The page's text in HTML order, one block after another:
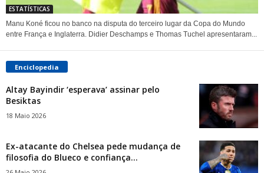
ESTATÍSTICAS
Manu Koné ficou no banco na disputa do terceiro lugar da Copa do Mundo
entre França e Inglaterra. Didier Deschamps e Thomas Tuchel apresentaram...
Enciclopedia
Altay Bayindir ‘esperava’ assinar pelo
Besiktas
18 Maio 2026
Ex-atacante do Chelsea pede mudança de
filosofia do Blueco e confiança...